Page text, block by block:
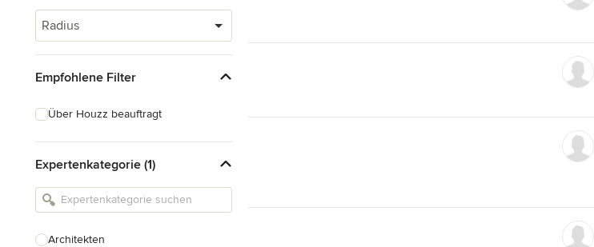
Radius
Empfohlene Filter
Über Houzz beauftragt
Expertenkategorie (1)
Architekten